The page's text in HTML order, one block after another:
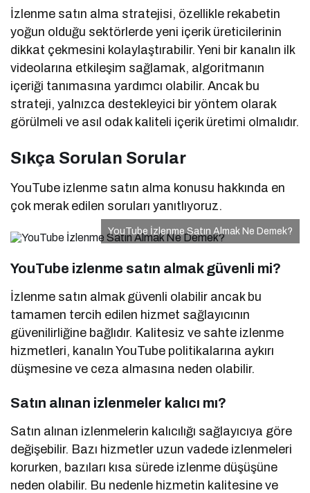
İzlenme satın alma stratejisi, özellikle rekabetin
yoğun olduğu sektörlerde yeni içerik üreticilerinin
dikkat çekmesini kolaylaştırabilir. Yeni bir kanalın ilk
videolarına etkileşim sağlamak, algoritmanın
içeriği tanımasına yardımcı olabilir. Ancak bu
strateji, yalnızca destekleyici bir yöntem olarak
görülmeli ve asıl odak kaliteli içerik üretimi olmalıdır.
Sıkça Sorulan Sorular
YouTube izlenme satın alma konusu hakkında en
çok merak edilen soruları yanıtlıyoruz.
YouTube İzlenme Satın Almak Ne Demek?
YouTube izlenme satın almak güvenli mi?
İzlenme satın almak güvenli olabilir ancak bu
tamamen tercih edilen hizmet sağlayıcının
güvenilirliğine bağlıdır. Kalitesiz ve sahte izlenme
hizmetleri, kanalın YouTube politikalarına aykırı
düşmesine ve ceza almasına neden olabilir.
Satın alınan izlenmeler kalıcı mı?
Satın alınan izlenmelerin kalıcılığı sağlayıcıya göre
değişebilir. Bazı hizmetler uzun vadede izlenmeleri
korurken, bazıları kısa sürede izlenme düşüşüne
neden olabilir. Bu nedenle hizmetin kalitesine ve